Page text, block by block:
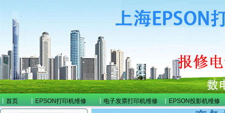
首页 EPSON打印机维修 电子发票打印机维修 EPSON投影机维修